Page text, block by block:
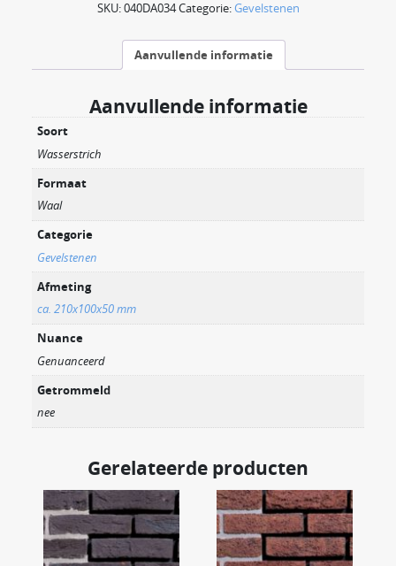
SKU:040DA034Categorie:Gevelstenen
Aanvullende informatie
Aanvullende informatie
Soort
Wasserstrich
Formaat
Waal
Categorie
Gevelstenen
Afmeting
ca. 210x100x50 mm
Nuance
Genuanceerd
Getrommeld
nee
Gerelateerde producten